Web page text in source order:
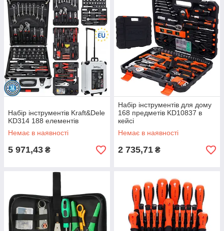
Набір інструментів Kraft&Dele
KD314 188 елементів
Немає в наявності
5 971,43 ₴
Набір інструментів для дому
168 предметів KD10837 в
кейсі
Немає в наявності
2 735,71 ₴